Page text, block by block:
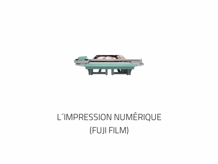
L´IMPRESSION NUMÉRIQUE
(FUJI FILM)